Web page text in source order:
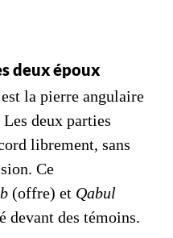
deux époux
la pierre angulaire
deux parties
librement, sans
Ce
(offre) et Qabul
devant des témoins.